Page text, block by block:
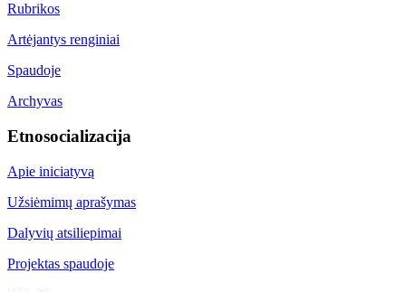
Rubrikos
Artėjantys renginiai
Spaudoje
Archyvas
Etnosocializacija
Apie iniciatyvą
Užsiėmimų aprašymas
Dalyvių atsiliepimai
Projektas spaudoje